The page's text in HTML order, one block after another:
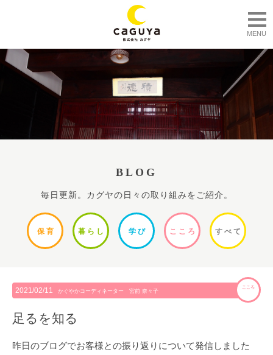
MENU
BLOG
毎日更新。カグヤの日々の取り組みをご紹介。
保 育 暮ら し 学 び ここ ろ すべて
2021/02/11 かぐやかコーディネーター 宮前 奈々子
こころ
足るを知る
昨日のブログでお客様との振り返りについて発信しました